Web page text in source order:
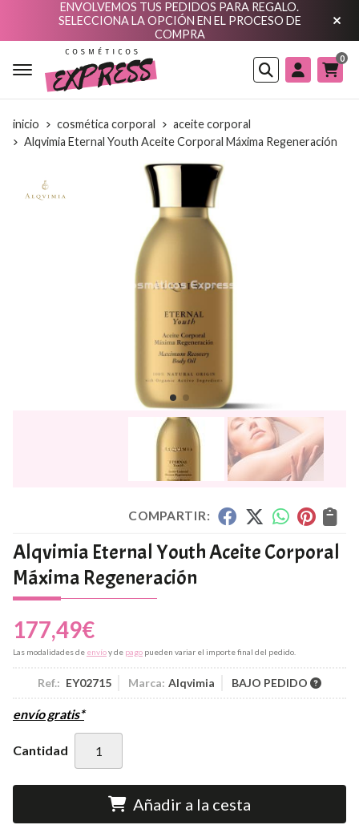
ENVOLVEMOS TUS PEDIDOS PARA REGALO.
SELECCIONA LA OPCIÓN EN EL PROCESO DE
COMPRA
Buscar
0
inicio cosmética corporal
aceite corporal
Alqvimia Eternal Youth Aceite Corporal Máxima Regeneración
COMPARTIR:
Alqvimia Eternal Youth Aceite Corporal
Máxima Regeneración
177,49€
Las modalidades de envíoy de pago pueden variar el importe final del pedido.
Ref.: EY02715 Marca: Alqvimia BAJO PEDIDO
envío gratis*
Cantidad
Añadir a la cesta